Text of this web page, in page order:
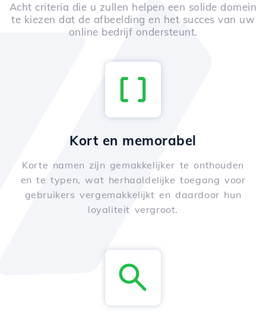
Acht criteria die u zullen helpen een solide domein
te kiezen dat de afbeelding en het succes van uw
online bedrijf ondersteunt.
Kort en memorabel
Korte namen zijn gemakkelijker te onthouden
en te typen, wat herhaaldelijke toegang voor
gebruikers vergemakkelijkt en daardoor hun
loyaliteit vergroot.